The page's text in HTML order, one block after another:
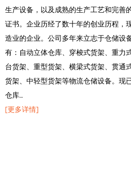
生产设备，以及成熟的生产工艺和完善
证书。企业历经了数十年的创业历程，
造业的企业。公司多年来立志于仓储设
有：自动立体仓库、穿梭式货架、重力
台货架、重型货架、横梁式货架、贯通
货架、中轻型货架等物流仓储设备。现
仓库…
[更多详情]